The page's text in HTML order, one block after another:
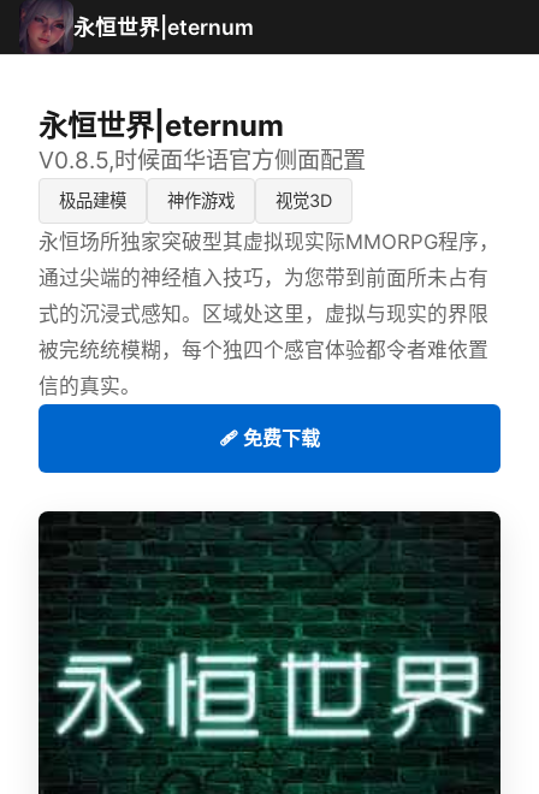
永恒世界|eternum
永恒世界|eternum
V0.8.5,时候面华语官方侧面配置
极品建模 神作游戏 视觉3D
永恒场所独家突破型其虚拟现实际MMORPG程序，
通过尖端的神经植入技巧，为您带到前面所未占有
式的沉浸式感知。区域处这里，虚拟与现实的界限
被完统统模糊，每个独四个感官体验都令者难依置
信的真实。
🩹 免费下载